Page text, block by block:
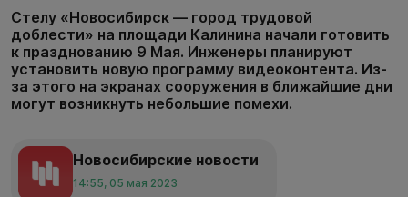
Стелу «Новосибирск — город трудовой
доблести» на площади Калинина начали готовить
к празднованию 9 Мая. Инженеры планируют
установить новую программу видеоконтента. Из-
за этого на экранах сооружения в ближайшие дни
могут возникнуть небольшие помехи.
Новосибирские новости
14:55, 05 мая 2023